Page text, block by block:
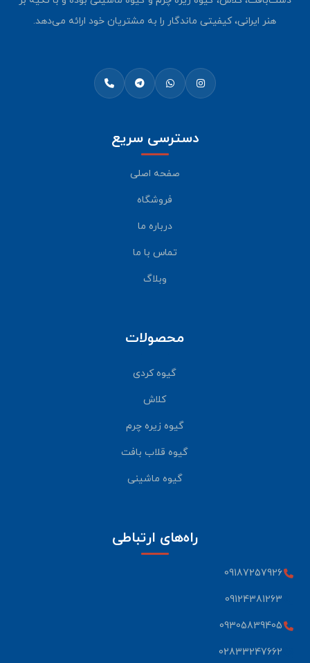
هنر ایرانی، کیفیتی ماندگار را به مشتریان خود ارائه می‌دهد.
دسترسی سریع
صفحه اصلی
فروشگاه
درباره ما
تماس با ما
وبلاگ
محصولات
گیوه کردی
کلاش
گیوه زیره چرم
گیوه قلاب بافت
گیوه ماشینی
راه‌های ارتباطی
09187257926
09124381263
09305839405
02833247662